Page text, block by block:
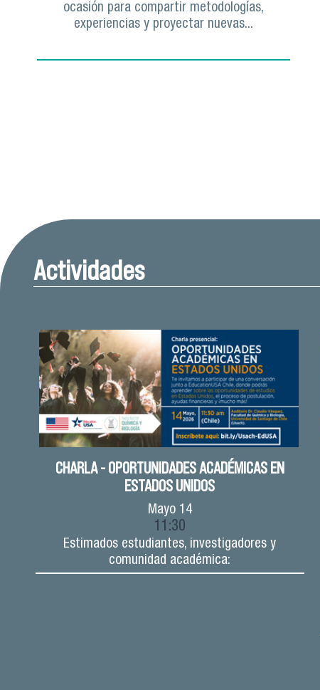
ocasión para compartir metodologías,
experiencias y proyectar nuevas...
Actividades
CHARLA - OPORTUNIDADES ACADÉMICAS EN
ESTADOS UNIDOS
Mayo14
11:30
Estimados estudiantes, investigadores y
comunidad académica: